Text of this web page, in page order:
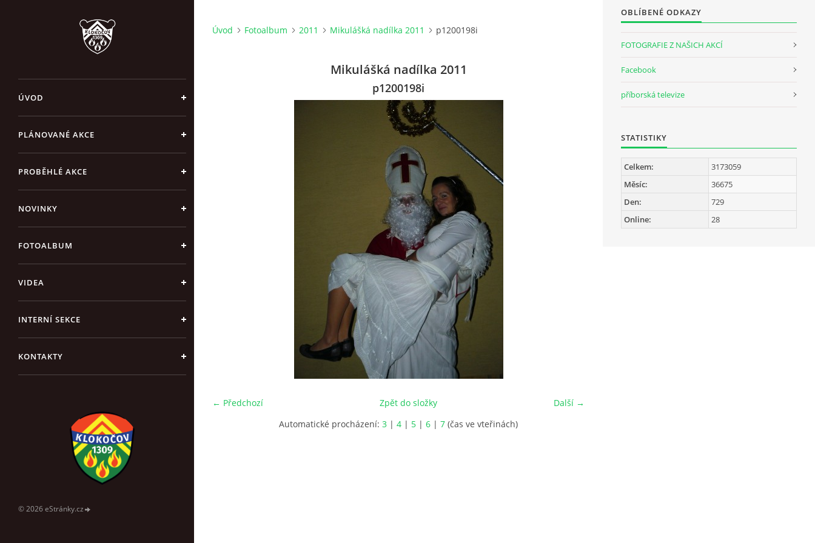
ÚVOD
PLÁNOVANÉ AKCE
PROBĚHLÉ AKCE
NOVINKY
FOTOALBUM
VIDEA
INTERNÍ SEKCE
KONTAKTY
© 2026 eStránky.cz
Úvod Fotoalbum 2011 Mikulášká nadílka 2011 p1200198i
Mikulášká nadílka 2011
p1200198i
← Předchozí Další →
Zpět do složky
Automatické procházení: 3 | 4 | 5 | 6 | 7 (čas ve vteřinách)
OBLÍBENÉ ODKAZY
FOTOGRAFIE Z NAŠICH AKCÍ
Facebook
příborská televize
STATISTIKY
Online: 28
Celkem:
3173059
Měsíc:
36675
Den:
729